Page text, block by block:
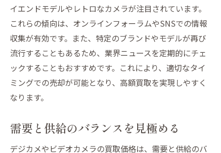
イエンドモデルやレトロなカメラが注目されています。
これらの傾向は、オンラインフォーラムやSNSでの情報
収集が有効です。また、特定のブランドやモデルが再び
流行することもあるため、業界ニュースを定期的にチェ
ックすることもおすすめです。これにより、適切なタイ
ミングでの売却が可能となり、高額買取を実現しやすく
なります。
需要と供給のバランスを見極める
デジカメやビデオカメラの買取価格は、需要と供給のバ